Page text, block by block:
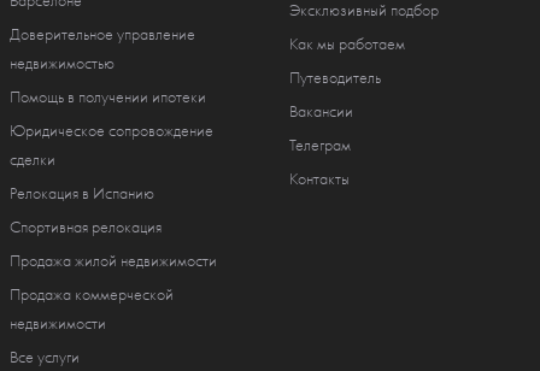
Доверительное управление
недвижимостью
Помощь в получении ипотеки
Юридическое сопровождение
сделки
Релокация в Испанию
Спортивная релокация
Продажа жилой недвижимости
Продажа коммерческой
недвижимости
Все услуги
Эксклюзивный подбор
Как мы работаем
Путеводитель
Вакансии
Телеграм
Контакты